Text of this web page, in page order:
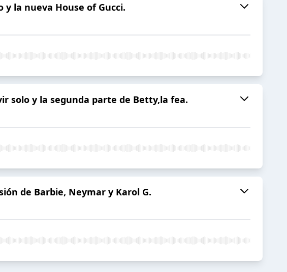
y la nueva House of Gucci.
solo y la segunda parte de Betty,la fea.
de Barbie, Neymar y Karol G.